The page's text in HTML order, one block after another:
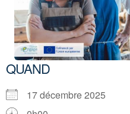
QUAND
17 décembre 2025